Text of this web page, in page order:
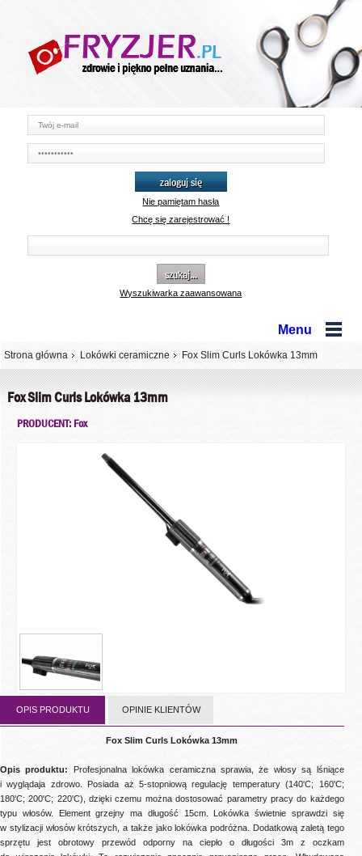
zaloguj się
Nie pamiętam hasła
Chcę się zarejestrować !
szukaj...
Wyszukiwarka zaawansowana
Menu
Strona główna Lokówki ceramiczne Fox Slim Curls Lokówka 13mm
Fox Slim Curls Lokówka 13mm
PRODUCENT: Fox
OPIS PRODUKTU OPINIE KLIENTÓW
Fox Slim Curls Lokówka 13mm
Opis produktu: Profesjonalna lokówka ceramiczna sprawia, że włosy są lśniące
i wyglądaja zdrowo. Posiada aż 5-stopniową regulację temperatury (140'C; 160'C;
180'C; 200'C; 220'C), dzięki czemu można dostosować parametry pracy do każdego
typu włosów. Element grzejny ma długość 15cm. Lokówka świetnie sprawdzi się
w stylizacji włosów krótszych, a także jako lokówka podróżna. Dodatkową zaletą tego
sprzętu jest obrotowy przewód odporny na ciepło o długości 3m z oczkam